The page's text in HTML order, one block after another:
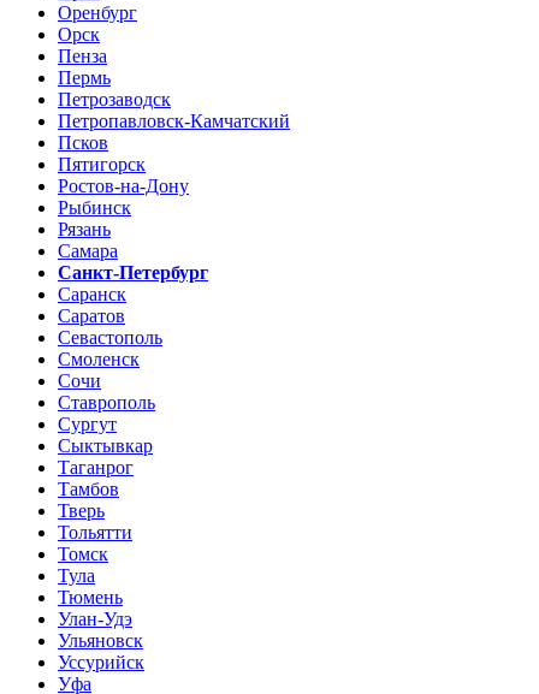
Оренбург
Орск
Пенза
Пермь
Петрозаводск
Петропавловск-Камчатский
Псков
Пятигорск
Ростов-на-Дону
Рыбинск
Рязань
Самара
Санкт-Петербург
Саранск
Саратов
Севастополь
Смоленск
Сочи
Ставрополь
Сургут
Сыктывкар
Таганрог
Тамбов
Тверь
Тольятти
Томск
Тула
Тюмень
Улан-Удэ
Ульяновск
Уссурийск
Уфа